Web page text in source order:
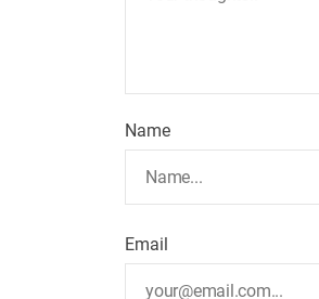
Name
Email